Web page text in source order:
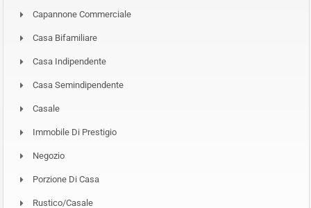
Capannone Commerciale
Casa Bifamiliare
Casa Indipendente
Casa Semindipendente
Casale
Immobile Di Prestigio
Negozio
Porzione Di Casa
Rustico/Casale